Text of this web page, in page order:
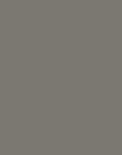
et quelles zones
protégées, pour que
soit en équilibre.
dans la création
».